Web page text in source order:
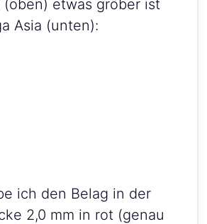
(oben) etwas gröber ist
Asia (unten):
ich den Belag in der
2,0 mm in rot (genau